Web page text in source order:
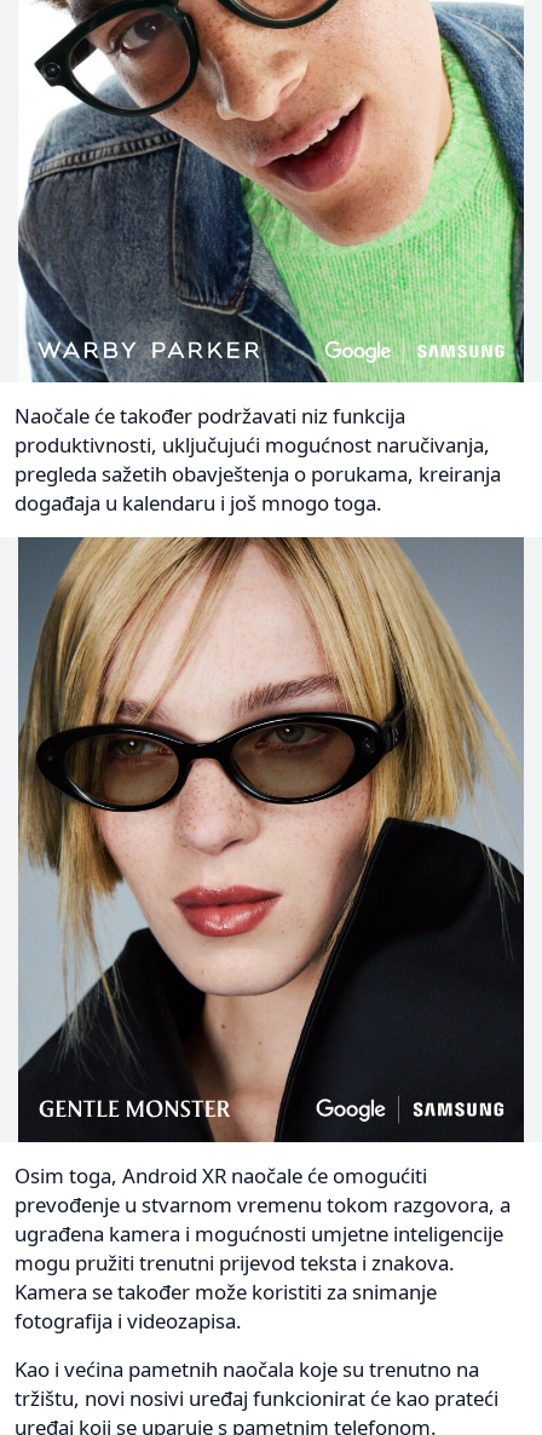
Naočale će također podržavati niz funkcija
produktivnosti, uključujući mogućnost naručivanja,
pregleda sažetih obavještenja o porukama, kreiranja
događaja u kalendaru i još mnogo toga.
Osim toga, Android XR naočale će omogućiti
prevođenje u stvarnom vremenu tokom razgovora, a
ugrađena kamera i mogućnosti umjetne inteligencije
mogu pružiti trenutni prijevod teksta i znakova.
Kamera se također može koristiti za snimanje
fotografija i videozapisa.
Kao i većina pametnih naočala koje su trenutno na
tržištu, novi nosivi uređaj funkcionirat će kao prateći
uređaj koji se uparuje s pametnim telefonom.